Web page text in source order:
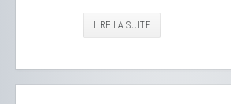
LIRE LA SUITE